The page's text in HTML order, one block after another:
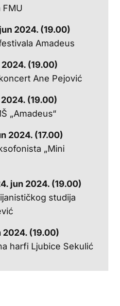
2024. (19.00)
Amadeus
2024. (19.00)
Ane Pejović
(19.00)
„Amadeus“
2024. (17.00)
„Mini
jun 2024. (19.00)
studija
2024. (19.00)
harfi Ljubice Sekulić